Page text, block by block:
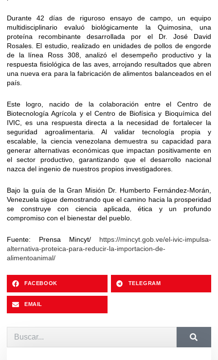
Durante 42 días de riguroso ensayo de campo, un equipo
multidisciplinario evaluó biológicamente la Quimosina, una
proteína recombinante desarrollada por el Dr. José David
Rosales. El estudio, realizado en unidades de pollos de engorde
de la línea Ross 308, analizó el desempeño productivo y la
respuesta fisiológica de las aves, arrojando resultados que abren
una nueva era para la fabricación de alimentos balanceados en el
país.
Este logro, nacido de la colaboración entre el Centro de
Biotecnología Agrícola y el Centro de Biofísica y Bioquímica del
IVIC, es una respuesta directa a la necesidad de fortalecer la
seguridad agroalimentaria. Al validar tecnología propia y
escalable, la ciencia venezolana demuestra su capacidad para
generar alternativas económicas que impactan positivamente en
el sector productivo, garantizando que el desarrollo nacional
nazca del ingenio de nuestros propios investigadores.
Bajo la guía de la Gran Misión Dr. Humberto Fernández-Morán,
Venezuela sigue demostrando que el camino hacia la prosperidad
se construye con ciencia aplicada, ética y un profundo
compromiso con el bienestar del pueblo.
Fuente: Prensa Mincyt/ https://mincyt.gob.ve/el-ivic-impulsa-
alternativa-proteica-para-reducir-la-importacion-de-
alimentoanimal/
FACEBOOK TELEGRAM
EMAIL